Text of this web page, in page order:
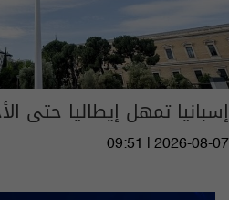
إسبانيا تمهل إيطاليا حتى
09:51 | 2026-08-07